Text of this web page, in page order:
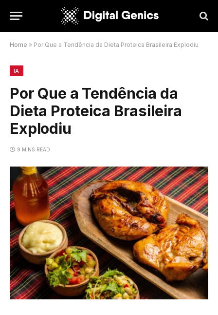
Home » Por Que a Tendência da Dieta Proteica Brasileira Explodiu
IA
Por Que a Tendência da
Dieta Proteica Brasileira
Explodiu
9 MINS READ